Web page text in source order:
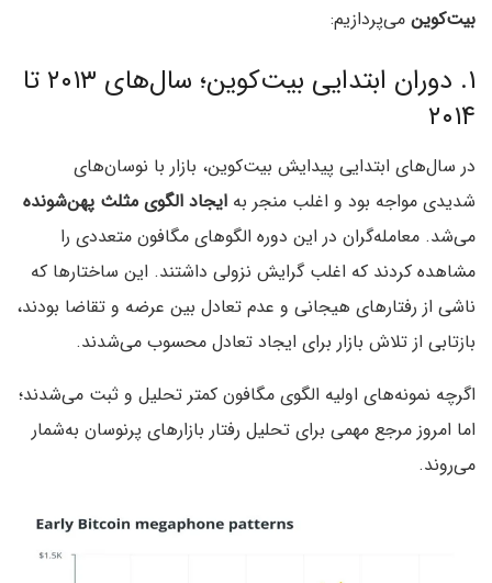
بیت‌کوین می‌پردازیم:
۱. دوران ابتدایی بیت‌کوین؛ سال‌های ۲۰۱۳ تا
۲۰۱۴
در سال‌های ابتدایی پیدایش بیت‌کوین، بازار با نوسان‌های
شدیدی مواجه بود و اغلب منجر به ایجاد الگوی مثلث پهن‌شونده
می‌شد. معامله‌گران در این دوره الگوهای مگافون متعددی را
مشاهده کردند که اغلب گرایش نزولی داشتند. این ساختارها که
ناشی از رفتارهای هیجانی و عدم تعادل بین عرضه و تقاضا بودند،
بازتابی از تلاش بازار برای ایجاد تعادل محسوب می‌شدند.
اگرچه نمونه‌های اولیه الگوی مگافون کمتر تحلیل و ثبت می‌شدند؛
اما امروز مرجع مهمی برای تحلیل رفتار بازارهای پرنوسان به‌شمار
می‌روند.